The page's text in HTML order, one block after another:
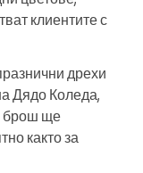
клиентите с
дрехи
Дядо Коледа,
брош ще
както за